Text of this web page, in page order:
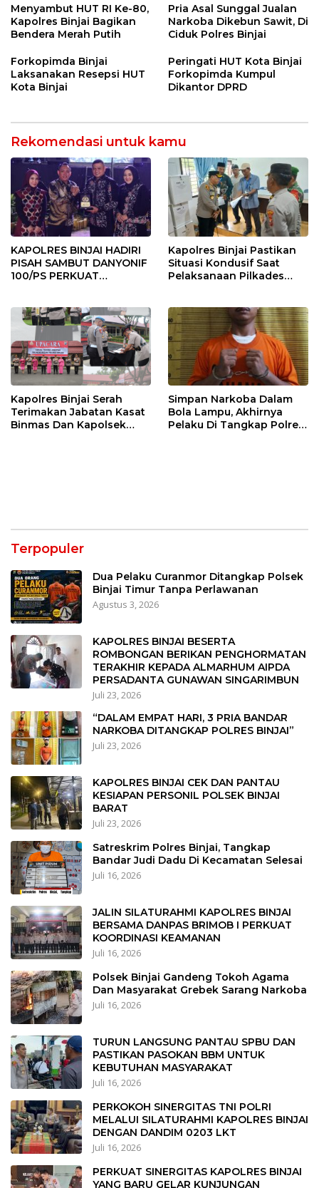
BINJAI
Menyeluruh bagi Pekerja”
Menyambut HUT RI Ke-80,
Kapolres Binjai Bagikan
Bendera Merah Putih
Pria Asal Sunggal Jualan
Narkoba Dikebun Sawit, Di
Ciduk Polres Binjai
Forkopimda Binjai
Laksanakan Resepsi HUT
Kota Binjai
Peringati HUT Kota Binjai
Forkopimda Kumpul
Dikantor DPRD
Rekomendasi untuk kamu
KAPOLRES BINJAI HADIRI
PISAH SAMBUT DANYONIF
100/PS PERKUAT
Kapolres Binjai Pastikan
Situasi Kondusif Saat
Pelaksanaan Pilkades
Kapolres Binjai Serah
Terimakan Jabatan Kasat
Binmas Dan Kapolsek
Simpan Narkoba Dalam
Bola Lampu, Akhirnya
Pelaku Di Tangkap Polres
Terpopuler
Dua Pelaku Curanmor Ditangkap Polsek
Binjai Timur Tanpa Perlawanan
Agustus 3, 2026
KAPOLRES BINJAI BESERTA
ROMBONGAN BERIKAN PENGHORMATAN
TERAKHIR KEPADA ALMARHUM AIPDA
PERSADANTA GUNAWAN SINGARIMBUN
Juli 23, 2026
“DALAM EMPAT HARI, 3 PRIA BANDAR
NARKOBA DITANGKAP POLRES BINJAI”
Juli 23, 2026
KAPOLRES BINJAI CEK DAN PANTAU
KESIAPAN PERSONIL POLSEK BINJAI
BARAT
Juli 23, 2026
Satreskrim Polres Binjai, Tangkap
Bandar Judi Dadu Di Kecamatan Selesai
Juli 16, 2026
JALIN SILATURAHMI KAPOLRES BINJAI
BERSAMA DANPAS BRIMOB I PERKUAT
KOORDINASI KEAMANAN
Juli 16, 2026
Polsek Binjai Gandeng Tokoh Agama
Dan Masyarakat Grebek Sarang Narkoba
Juli 16, 2026
TURUN LANGSUNG PANTAU SPBU DAN
PASTIKAN PASOKAN BBM UNTUK
KEBUTUHAN MASYARAKAT
Juli 16, 2026
PERKOKOH SINERGITAS TNI POLRI
MELALUI SILATURAHMI KAPOLRES BINJAI
DENGAN DANDIM 0203 LKT
Juli 16, 2026
PERKUAT SINERGITAS KAPOLRES BINJAI
YANG BARU GELAR KUNJUNGAN